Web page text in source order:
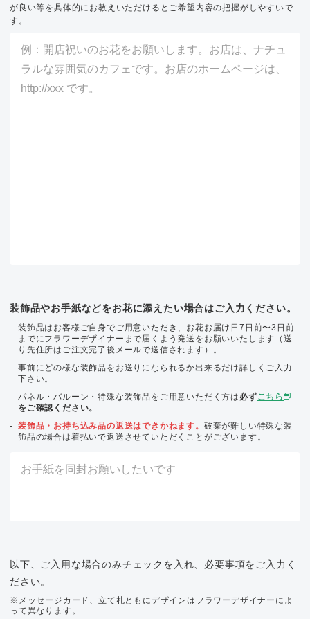
が良い等を具体的にお教えいただけるとご希望内容の把握がしやすいで
す。
装飾品やお手紙などをお花に添えたい場合はご入力ください。
装飾品はお客様ご自身でご用意いただき、お花お届け日7日前〜3日前
までにフラワーデザイナーまで届くよう発送をお願いいたします（送
り先住所はご注文完了後メールで送信されます）。
事前にどの様な装飾品をお送りになられるか出来るだけ詳しくご入力
下さい。
パネル・バルーン・特殊な装飾品をご用意いただく方は 必ずこちら
をご確認ください。
装飾品・お持ち込み品の返送はできかねます。 破棄が難しい特殊な装
飾品の場合は着払いで返送させていただくことがございます。
以下、ご入用な場合のみチェックを入れ、必要事項をご入力く
ださい。
※メッセージカード、立て札ともにデザインはフラワーデザイナーによ
って異なります。